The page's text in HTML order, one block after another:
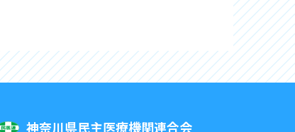
神奈川県民主医療機関連合会